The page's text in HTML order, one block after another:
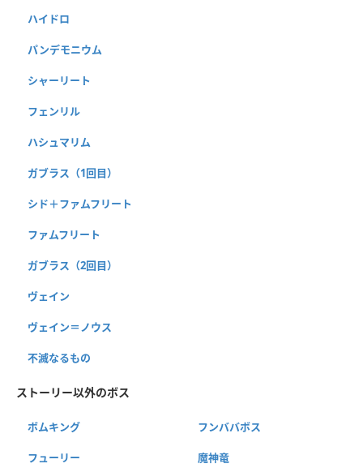
ハイドロ
パンデモニウム
シャーリート
フェンリル
ハシュマリム
ガブラス（1回目）
シド＋ファムフリート
ファムフリート
ガブラス（2回目）
ヴェイン
ヴェイン＝ノウス
不滅なるもの
ストーリー以外のボス
ボムキング フンババボス
フューリー 魔神竜